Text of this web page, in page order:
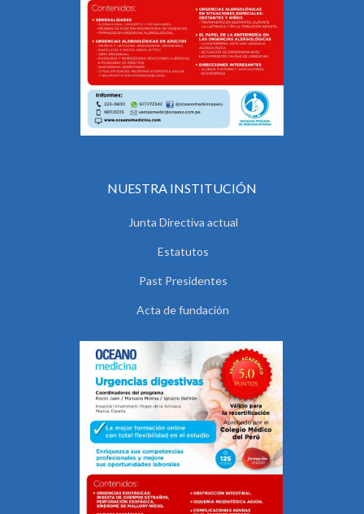
NUESTRA INSTITUCIÓN
Junta Directiva actual
Estatutos
Past Presidentes
Acta de fundación